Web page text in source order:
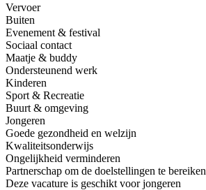
Vervoer
Buiten
Evenement & festival
Sociaal contact
Maatje & buddy
Ondersteunend werk
Kinderen
Sport & Recreatie
Buurt & omgeving
Jongeren
Goede gezondheid en welzijn
Kwaliteitsonderwijs
Ongelijkheid verminderen
Partnerschap om de doelstellingen te bereiken
Deze vacature is geschikt voor jongeren